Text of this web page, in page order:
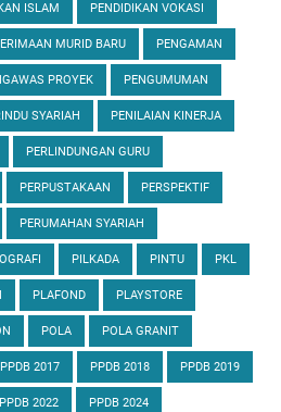
ISLAM PENDIDIKAN VOKASI
MURID BARU PENGAMAN
PROYEK PENGUMUMAN
SYARIAH PENILAIAN KINERJA
PERLINDUNGAN GURU
PERPUSTAKAAN PERSPEKTIF
PERUMAHAN SYARIAH
PILKADA PINTU PKL
PLAFOND PLAYSTORE
POLA POLA GRANIT
PPDB 2017 PPDB 2018 PPDB 2019
PPDB 2022 PPDB 2024